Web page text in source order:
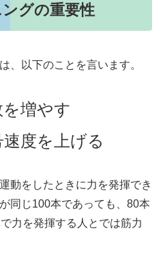
グの重要性
、以下のことを言います。
増やす
度を上げる
動をしたときに力を発揮でき
同じ100本であっても、80本
力を発揮する人とでは筋力